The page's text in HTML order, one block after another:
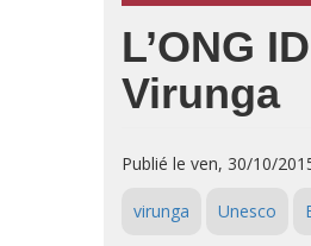
L’ONG
Virunga
Publié le ven, 30/10/
virunga Unesco